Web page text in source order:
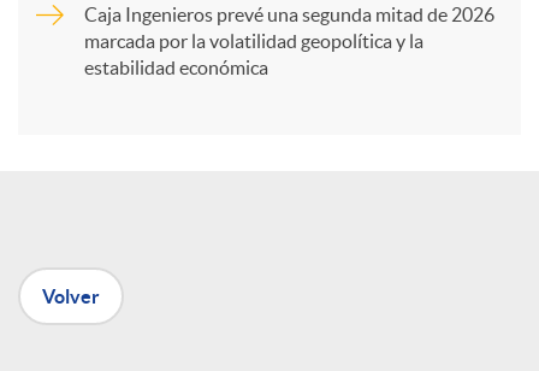
n
Caja Ingenieros prevé una segunda mitad de 2026
marcada por la volatilidad geopolítica y la
estabilidad económica
Volver